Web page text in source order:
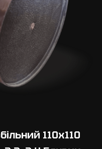
110х110